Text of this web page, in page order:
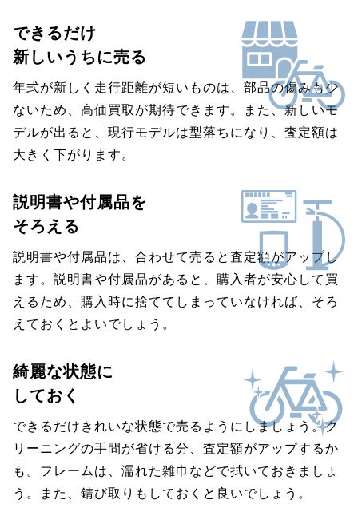
できるだけ
新しいうちに売る
年式が新しく走行距離が短いものは、部品の傷みも少
ないため、高価買取が期待できます。また、新しいモ
デルが出ると、現行モデルは型落ちになり、査定額は
大きく下がります。
説明書や付属品を
そろえる
説明書や付属品は、合わせて売ると査定額がアップし
ます。説明書や付属品があると、購入者が安心して買
えるため、購入時に捨ててしまっていなければ、そろ
えておくとよいでしょう。
綺麗な状態に
しておく
できるだけきれいな状態で売るようにしましょう。ク
リーニングの手間が省ける分、査定額がアップするか
も。フレームは、濡れた雑巾などで拭いておきましょ
う。また、錆び取りもしておくと良いでしょう。